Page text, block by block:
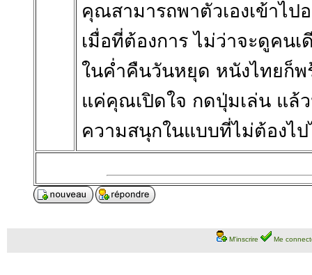
คุณสามารถพาตัวเองเข้าไป
เมื่อที่ต้องการ ไม่ว่าจะดูคน
ในค่ำคืนวันหยุด หนังไทยก็
แค่คุณเปิดใจ กดปุ่มเล่น แล้
ความสนุกในแบบที่ไม่ต้องไป
M'inscrire Me